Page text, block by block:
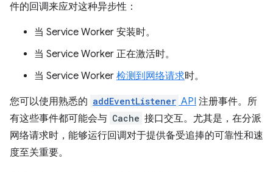
件的回调来应对这种异步性：
当 Service Worker 安装时。
当 Service Worker 正在激活时。
当 Service Worker 检测到网络请求时。
您可以使用熟悉的 addEventListener API 注册事件。所
有这些事件都可能会与 Cache 接口交互。尤其是，在分派
网络请求时，能够运行回调对于提供备受追捧的可靠性和速
度至关重要。